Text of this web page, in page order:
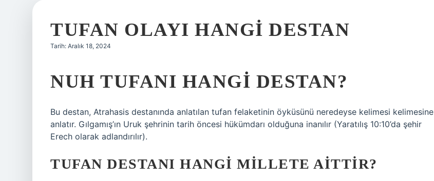
TUFAN OLAYI HANGI DESTAN
Tarih: Aralık 18, 2024
NUH TUFANI HANGI DESTAN?
Bu destan, Atrahasis destanında anlatılan tufan felaketinin öyküsünü neredeyse kelimesi kelimesine
anlatır. Gılgamış’ın Uruk şehrinin tarih öncesi hükümdarı olduğuna inanılır (Yaratılış 10:10’da şehir
Erech olarak adlandırılır).
TUFAN DESTANI HANGI MILLETE AITTIR?